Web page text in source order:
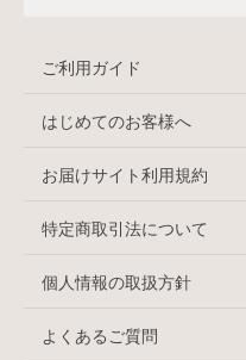
ご利用ガイド
はじめてのお客様へ
お届けサイト利用規約
特定商取引法について
個人情報の取扱方針
よくあるご質問